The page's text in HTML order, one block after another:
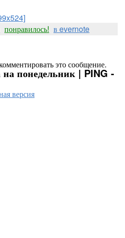
понравилось! в evernote
это сообщение.
понедельник | PING -
версия